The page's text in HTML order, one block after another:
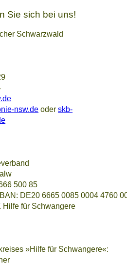
Sie sich bei uns!
Schwarzwald
nsw.de oderskb-
500 85
DE20 6665 0085 0004 4760
Hilfe für Schwangere
»Hilfe für Schwangere«: